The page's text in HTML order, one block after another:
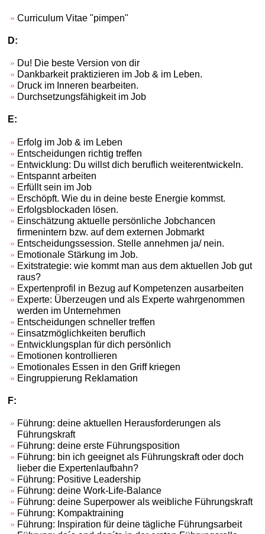
Curriculum Vitae "pimpen"
D:
Du! Die beste Version von dir
Dankbarkeit praktizieren im Job & im Leben.
Druck im Inneren bearbeiten.
Durchsetzungsfähigkeit im Job
E:
Erfolg im Job & im Leben
Entscheidungen richtig treffen
Entwicklung: Du willst dich beruflich weiterentwickeln.
Entspannt arbeiten
Erfüllt sein im Job
Erschöpft. Wie du in deine beste Energie kommst.
Erfolgsblockaden lösen.
Einschätzung aktuelle persönliche Jobchancen
firmenintern bzw. auf dem externen Jobmarkt
Entscheidungssession. Stelle annehmen ja/ nein.
Emotionale Stärkung im Job.
Exitstrategie: wie kommt man aus dem aktuellen Job gut
raus?
Expertenprofil in Bezug auf Kompetenzen ausarbeiten
Experte: Überzeugen und als Experte wahrgenommen
werden im Unternehmen
Entscheidungen schneller treffen
Einsatzmöglichkeiten beruflich
Entwicklungsplan für dich persönlich
Emotionen kontrollieren
Emotionales Essen in den Griff kriegen
Eingruppierung Reklamation
F:
Führung: deine aktuellen Herausforderungen als
Führungskraft
Führung: deine erste Führungsposition
Führung: bin ich geeignet als Führungskraft oder doch
lieber die Expertenlaufbahn?
Führung: Positive Leadership
Führung: deine Work-Life-Balance
Führung: deine Superpower als weibliche Führungskraft
Führung: Kompaktraining
Führung: Inspiration für deine tägliche Führungsarbeit